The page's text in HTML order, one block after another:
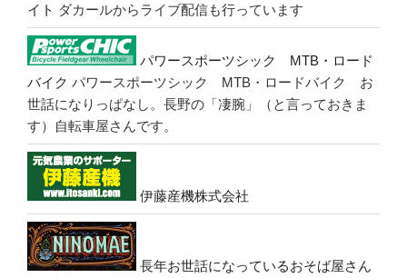
イト ダカールからライブ配信も行っています
パワースポーツシック MTB・ロード
バイク パワースポーツシック MTB・ロードバイク お
世話になりっぱなし。長野の「凄腕」（と言っておきま
す）自転車屋さんです。
伊藤産機株式会社
長年お世話になっているおそば屋さん